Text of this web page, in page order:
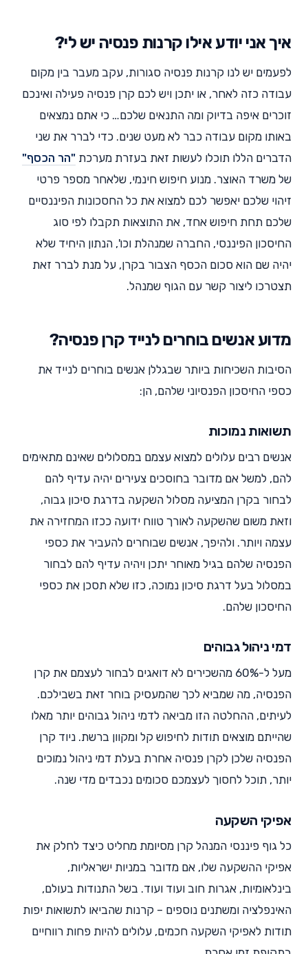
איך אני יודע אילו קרנות פנסיה יש לי?
לפעמים יש לנו קרנות פנסיה סגורות, עקב מעבר בין מקום
עבודה כזה לאחר, או יתכן ויש לכם קרן פנסיה פעילה ואינכם
זוכרים איפה בדיוק ומה התנאים שלכם… כי אתם נמצאים
באותו מקום עבודה כבר לא מעט שנים. כדי לברר את שני
הדברים הללו תוכלו לעשות זאת בעזרת מערכת "הר הכסף"
של משרד האוצר. מנוע חיפוש חינמי, שלאחר מספר פרטי
זיהוי שלכם יאפשר לכם למצוא את כל החסכונות הפיננסיים
שלכם תחת חיפוש אחד, את התוצאות תקבלו לפי סוג
החיסכון הפיננסי, החברה שמנהלת וכו', הנתון היחיד שלא
יהיה שם הוא סכום הכסף הצבור בקרן, על מנת לברר זאת
תצטרכו ליצור קשר עם הגוף שמנהל.
מדוע אנשים בוחרים לנייד קרן פנסיה?
הסיבות השכיחות ביותר שבגללן אנשים בוחרים לנייד את
כספי החיסכון הפנסיוני שלהם, הן:
תשואות נמוכות
אנשים רבים עלולים למצוא עצמם במסלולים שאינם מתאימים
להם, למשל אם מדובר בחוסכים צעירים יהיה עדיף להם
לבחור בקרן המציעה מסלול השקעה בדרגת סיכון גבוה,
וזאת משום שהשקעה לאורך טווח ידועה ככזו המחזירה את
עצמה ויותר. ולהיפך, אנשים שבוחרים להעביר את כספי
הפנסיה שלהם בגיל מאוחר יתכן ויהיה עדיף להם לבחור
במסלול בעל דרגת סיכון נמוכה, כזו שלא תסכן את כספי
החיסכון שלהם.
דמי ניהול גבוהים
מעל ל-60% מהשכירים לא דואגים לבחור לעצמם את קרן
הפנסיה, מה שמביא לכך שהמעסיק בוחר זאת בשבילכם.
לעיתים, ההחלטה הזו מביאה לדמי ניהול גבוהים יותר מאלו
שהייתם מוצאים תודות לחיפוש קל ומקוון ברשת. ניוד קרן
הפנסיה שלכן לקרן פנסיה אחרת בעלת דמי ניהול נמוכים
יותר, תוכל לחסוך לעצמכם סכומים נכבדים מדי שנה.
אפיקי השקעה
כל גוף פיננסי המנהל קרן מסיומת מחליט כיצד לחלק את
אפיקי ההשקעה שלו, אם מדובר במניות ישראליות,
בינלאומיות, אגרות חוב ועוד ועוד. בשל התנודות בעולם,
האינפלציה ומשתנים נוספים – קרנות שהביאו לתשואות יפות
תודות לאפיקי השקעה חכמים, עלולים להיות פחות רווחיים